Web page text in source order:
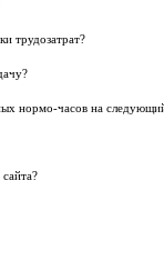
клиента
выходной